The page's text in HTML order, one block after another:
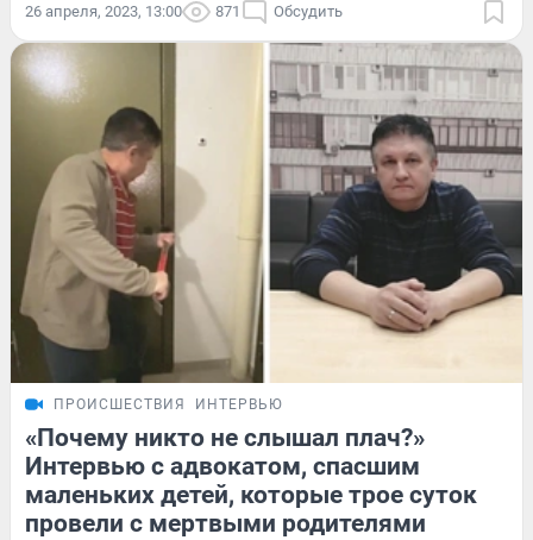
26 апреля, 2023, 13:00 871 Обсудить
ПРОИСШЕСТВИЯ ИНТЕРВЬЮ
«Почему никто не слышал плач?»
Интервью с адвокатом, спасшим
маленьких детей, которые трое суток
провели с мертвыми родителями